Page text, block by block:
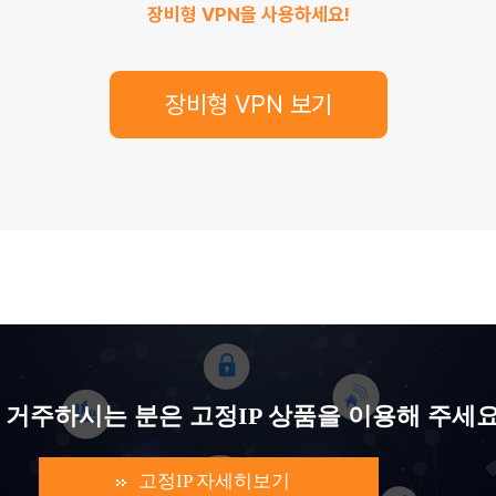
장비형 VPN을 사용하세요!
장비형 VPN 보기
주하시는 분은 고정IP 상품을 이용해 주세
고정IP 자세히보기